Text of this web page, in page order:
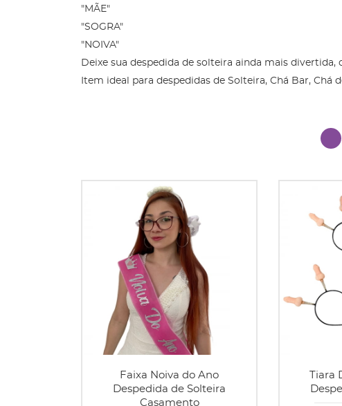
"MÃE"
"SOGRA"
"NOIVA"
Deixe sua despedida de solteira ainda mais
Item ideal para despedidas de Solteira, Chá Bar, Chá
Faixa Noiva do Ano
Despedida de Solteira
Casamento
Tiara